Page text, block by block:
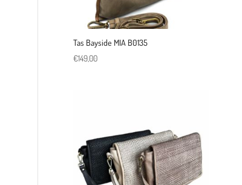
Tas Bayside MIA B0135
€149,00